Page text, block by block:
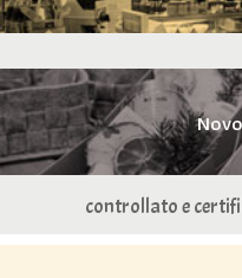
controllato e